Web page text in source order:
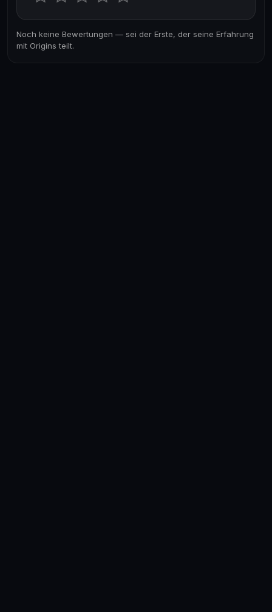
Noch keine Bewertungen — sei der Erste, der seine Erfahrung
mit Origins teilt.